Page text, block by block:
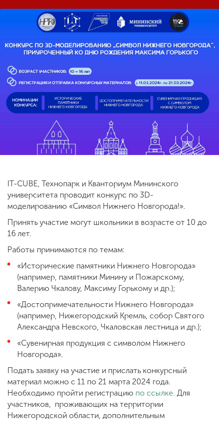
Другие виды
деятельности
Студенческая жизнь
Сведения об
образовательной
организации
ENG SPN CHI
Приемная
комиссия
+7 (831) 262-26-20
IT-CUBE, Технопарк и Кванториум Мининского
университета проводит конкурс по 3D-
моделированию «Символ Нижнего Новгорода!».
Принять участие могут школьники в возрасте от 10 до
16 лет.
Работы принимаются по темам:
«Исторические памятники Нижнего Новгорода»
(например, памятники Минину и Пожарскому,
Валерию Чкалову, Максиму Горькому и др.);
«Достопримечательности Нижнего Новгорода»
(например, Нижегородский Кремль, собор Святого
Александра Невского, Чкаловская лестница и др.);
«Сувенирная продукция с символом Нижнего
Новгорода».
Подать заявку на участие и прислать конкурсный
материал можно с 11 по 21 марта 2024 года.
Необходимо пройти регистрацию по ссылке. Для
участников, проживающих на территории
Нижегородской области, дополнительным